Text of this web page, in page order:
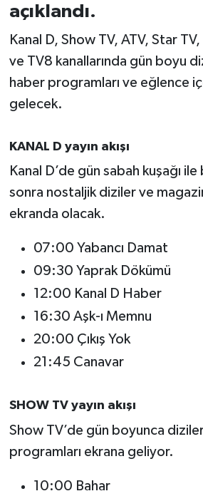
açıklandı.
Kanal D, Show TV, ATV, Star
ve TV8 kanallarında gün boyu
haber programları ve eğlence
gelecek.
KANAL D yayın akışı
Kanal D’de gün sabah kuşağı
sonra nostaljik diziler ve
ekranda olacak.
07:00 Yabancı Damat
09:30 Yaprak Dökümü
12:00 Kanal D Haber
16:30 Aşk-ı Memnu
20:00 Çıkış Yok
21:45 Canavar
SHOW TV yayın akışı
Show TV’de gün boyunca
programları ekrana geliyor.
10:00 Bahar
İvrindi
KENT GÜNDEMİ
Kepsut
MANŞET
OLAY
Resmi İlanlar
Savaştepe
SEYAHAT
SİYASET